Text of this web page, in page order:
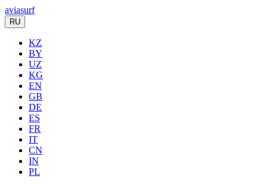
aviasurf
RU
KZ
BY
UZ
KG
EN
GB
DE
ES
FR
IT
CN
IN
PL